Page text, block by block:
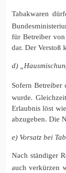
Tabakwaren
für Betreiber von
dar. Der Verstoß
d)
Sofern Betreiber
wurde.
Erlaubnis löst
abzugeben. Die
e) Vorsatz bei
Nach ständiger
auch verkürzen